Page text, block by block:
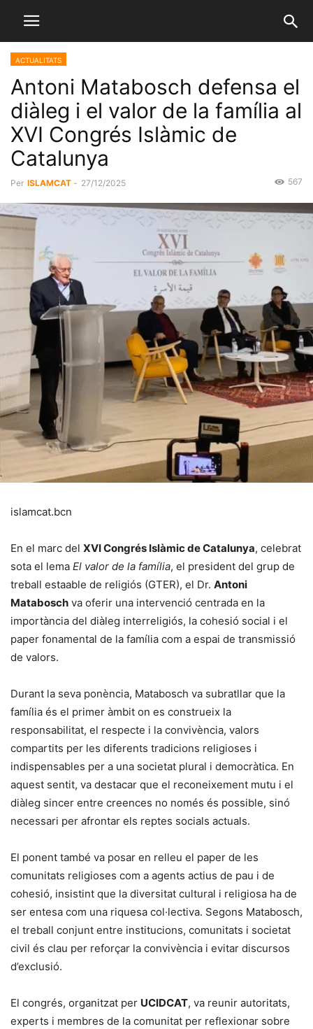
ACTUALITATS
Antoni Matabosch defensa el
diàleg i el valor de la família al
XVI Congrés Islàmic de
Catalunya
Per ISLAMCAT - 27/12/2025 567
islamcat.bcn
En el marc del XVI Congrés Islàmic de Catalunya, celebrat
sota el lema El valor de la família, el president del grup de
treball estaable de religiós (GTER), el Dr. Antoni
Matabosch va oferir una intervenció centrada en la
importància del diàleg interreligiós, la cohesió social i el
paper fonamental de la família com a espai de transmissió
de valors.
Durant la seva ponència, Matabosch va subratllar que la
família és el primer àmbit on es construeix la
responsabilitat, el respecte i la convivència, valors
compartits per les diferents tradicions religioses i
indispensables per a una societat plural i democràtica. En
aquest sentit, va destacar que el reconeixement mutu i el
diàleg sincer entre creences no només és possible, sinó
necessari per afrontar els reptes socials actuals.
El ponent també va posar en relleu el paper de les
comunitats religioses com a agents actius de pau i de
cohesió, insistint que la diversitat cultural i religiosa ha de
ser entesa com una riquesa col·lectiva. Segons Matabosch,
el treball conjunt entre institucions, comunitats i societat
civil és clau per reforçar la convivència i evitar discursos
d’exclusió.
El congrés, organitzat per UCIDCAT, va reunir autoritats,
experts i membres de la comunitat per reflexionar sobre